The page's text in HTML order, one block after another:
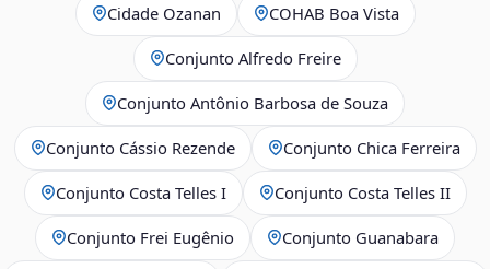
Cidade Ozanan COHAB Boa Vista
Conjunto Alfredo Freire
Conjunto Antônio Barbosa de Souza
Conjunto Cássio Rezende Conjunto Chica Ferreira
Conjunto Costa Telles I Conjunto Costa Telles II
Conjunto Frei Eugênio Conjunto Guanabara